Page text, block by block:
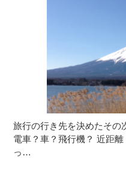
旅行の行き先を決めたその
電車？車？飛行機？ 近距
っ…